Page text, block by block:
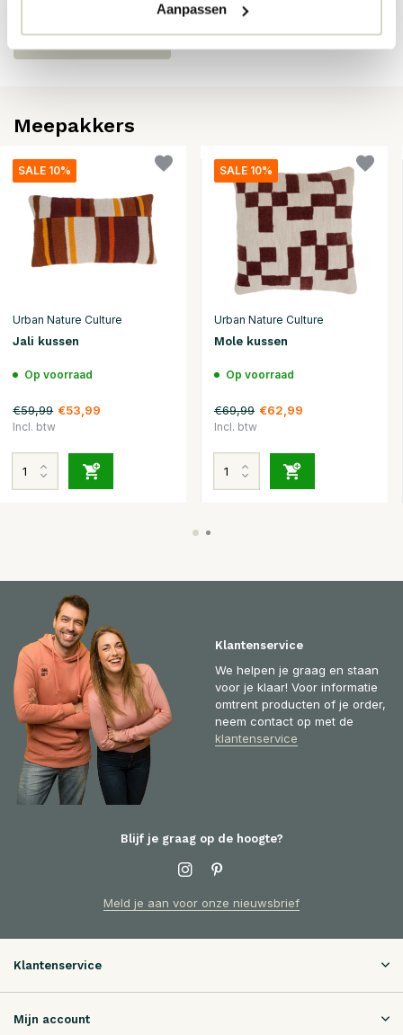
Aanpassen
Schrijf je eigen review
Meepakkers
SALE 10%
Urban Nature Culture
Jali kussen
Op voorraad
€59,99 €53,99
Incl. btw
SALE 10%
Urban Nature Culture
Mole kussen
Op voorraad
€69,99 €62,99
Incl. btw
Klantenservice
We helpen je graag en staan
voor je klaar! Voor informatie
omtrent producten of je order,
neem contact op met de
klantenservice
Blijf je graag op de hoogte?
Meld je aan voor onze nieuwsbrief
Klantenservice
Mijn account